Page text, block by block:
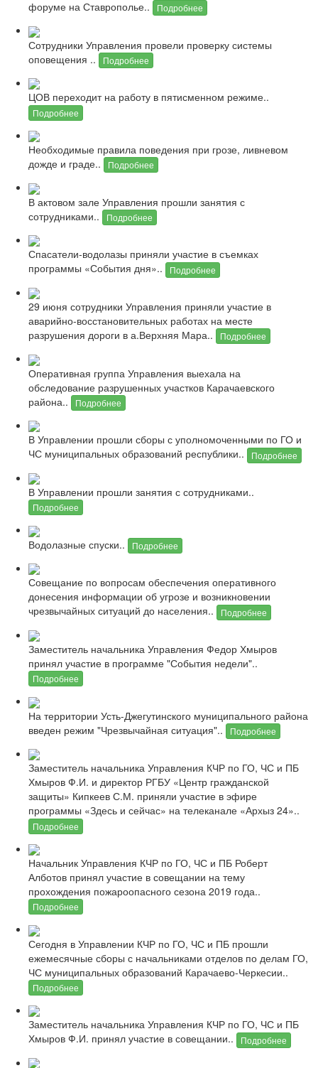
форуме на Ставрополье.. Подробнее
Сотрудники Управления провели проверку системы
оповещения ..
Подробнее
ЦОВ переходит на работу в пятисменном режиме..
Подробнее
Необходимые правила поведения при грозе, ливневом
дожде и граде..
Подробнее
В актовом зале Управления прошли занятия с
сотрудниками..
Подробнее
Спасатели-водолазы приняли участие в съемках
программы «События дня»..
Подробнее
29 июня сотрудники Управления приняли участие в
аварийно-восстановительных работах на месте
разрушения дороги в а.Верхняя Мара..
Подробнее
Оперативная группа Управления выехала на
обследование разрушенных участков Карачаевского
района..
Подробнее
В Управлении прошли сборы с уполномоченными по ГО и
ЧС муниципальных образований республики..
Подробнее
В Управлении прошли занятия с сотрудниками..
Подробнее
Водолазные спуски.. Подробнее
Совещание по вопросам обеспечения оперативного
донесения информации об угрозе и возникновении
чрезвычайных ситуаций до населения..
Подробнее
Заместитель начальника Управления Федор Хмыров
принял участие в программе "События недели"..
Подробнее
На территории Усть-Джегутинского муниципального района
введен режим "Чрезвычайная ситуация"..
Подробнее
Заместитель начальника Управления КЧР по ГО, ЧС и ПБ
Хмыров Ф.И. и директор РГБУ «Центр гражданской
защиты» Кипкеев С.М. приняли участие в эфире
программы «Здесь и сейчас» на телеканале «Архыз 24»..
Подробнее
Начальник Управления КЧР по ГО, ЧС и ПБ Роберт
Алботов принял участие в совещании на тему
прохождения пожароопасного сезона 2019 года..
Подробнее
Сегодня в Управлении КЧР по ГО, ЧС и ПБ прошли
ежемесячные сборы с начальниками отделов по делам ГО,
ЧС муниципальных образований Карачаево-Черкесии..
Подробнее
Заместитель начальника Управления КЧР по ГО, ЧС и ПБ
Хмыров Ф.И. принял участие в совещании..
Подробнее